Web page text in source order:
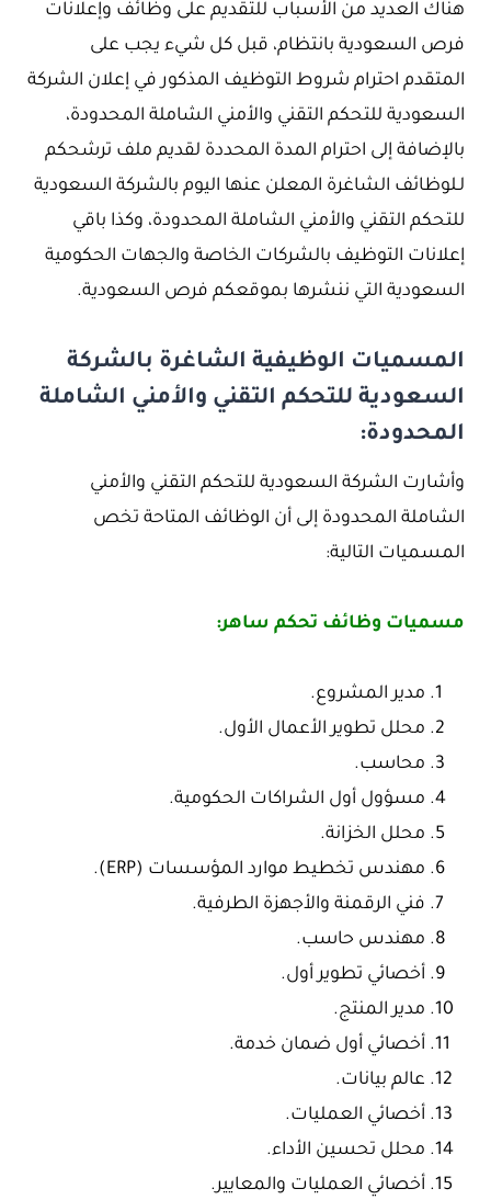
هناك العديد من الأسباب للتقديم على وظائف وإعلانات
فرص السعودية بانتظام، قبل كل شيء يجب على
المتقدم احترام شروط التوظيف المذكور في إعلان الشركة
السعودية للتحكم التقني والأمني الشاملة المحدودة،
بالإضافة إلى احترام المدة المحددة لقديم ملف ترشحكم
لـلوظائف الشاغرة المعلن عنها اليوم بالشركة السعودية
للتحكم التقني والأمني الشاملة المحدودة، وكذا باقي
إعلانات التوظيف بالشركات الخاصة والجهات الحكومية
السعودية التي ننشرها بموقعكم فرص السعودية.
المسميات الوظيفية الشاغرة بالشركة
السعودية للتحكم التقني والأمني الشاملة
المحدودة:
وأشارت الشركة السعودية للتحكم التقني والأمني
الشاملة المحدودة إلى أن الوظائف المتاحة تخص
المسميات التالية:
مسميات وظائف تحكم ساهر:
مدير المشروع.
محلل تطوير الأعمال الأول.
محاسب.
مسؤول أول الشراكات الحكومية.
محلل الخزانة.
مهندس تخطيط موارد المؤسسات (ERP).
فني الرقمنة والأجهزة الطرفية.
مهندس حاسب.
أخصائي تطوير أول.
مدير المنتج.
أخصائي أول ضمان خدمة.
عالم بيانات.
أخصائي العمليات.
محلل تحسين الأداء.
أخصائي العمليات والمعايير.